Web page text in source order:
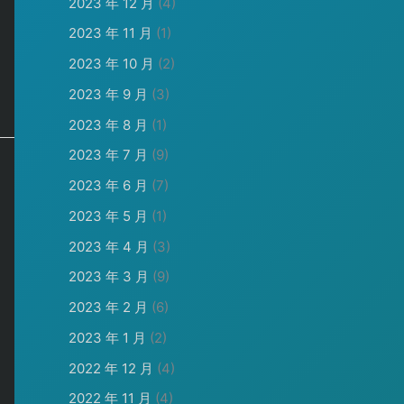
2023 年 11 月 (1)
2023 年 10 月 (2)
2023 年 9 月 (3)
2023 年 8 月 (1)
2023 年 7 月 (9)
2023 年 6 月 (7)
2023 年 5 月 (1)
2023 年 4 月 (3)
2023 年 3 月 (9)
2023 年 2 月 (6)
2023 年 1 月 (2)
2022 年 12 月 (4)
2022 年 11 月 (4)